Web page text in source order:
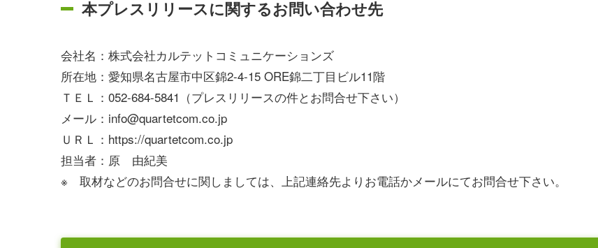
本プレスリリースに関するお問い合わせ先
会社名：株式会社カルテットコミュニケーションズ
所在地： 愛知県名古屋市中区錦2-4-15 ORE錦二丁目ビル11階
ＴＥＬ：052-684-5841（プレスリリースの件とお問合せ下さい）
メール：info@quartetcom.co.jp
ＵＲＬ：https://quartetcom.co.jp
担当者：原 由紀美
※ 取材などのお問合せに関しましては、上記連絡先よりお電話かメールにてお問合せ下さい。